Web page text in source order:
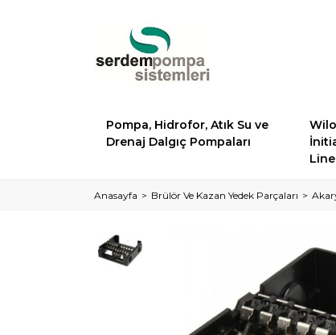
Pompa, Hidrofor, Atık Su ve
Drenaj Dalgıç Pompaları
Wilo
Line
Anasayfa Brülör Ve Kazan Yedek Parçaları